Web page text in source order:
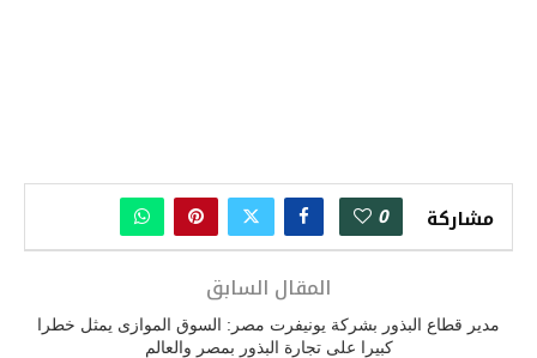
مشاركة 0
المقال السابق
مدير قطاع البذور بشركة يونيفرت مصر: السوق الموازى يمثل خطرا
كبيرا على تجارة البذور بمصر والعالم